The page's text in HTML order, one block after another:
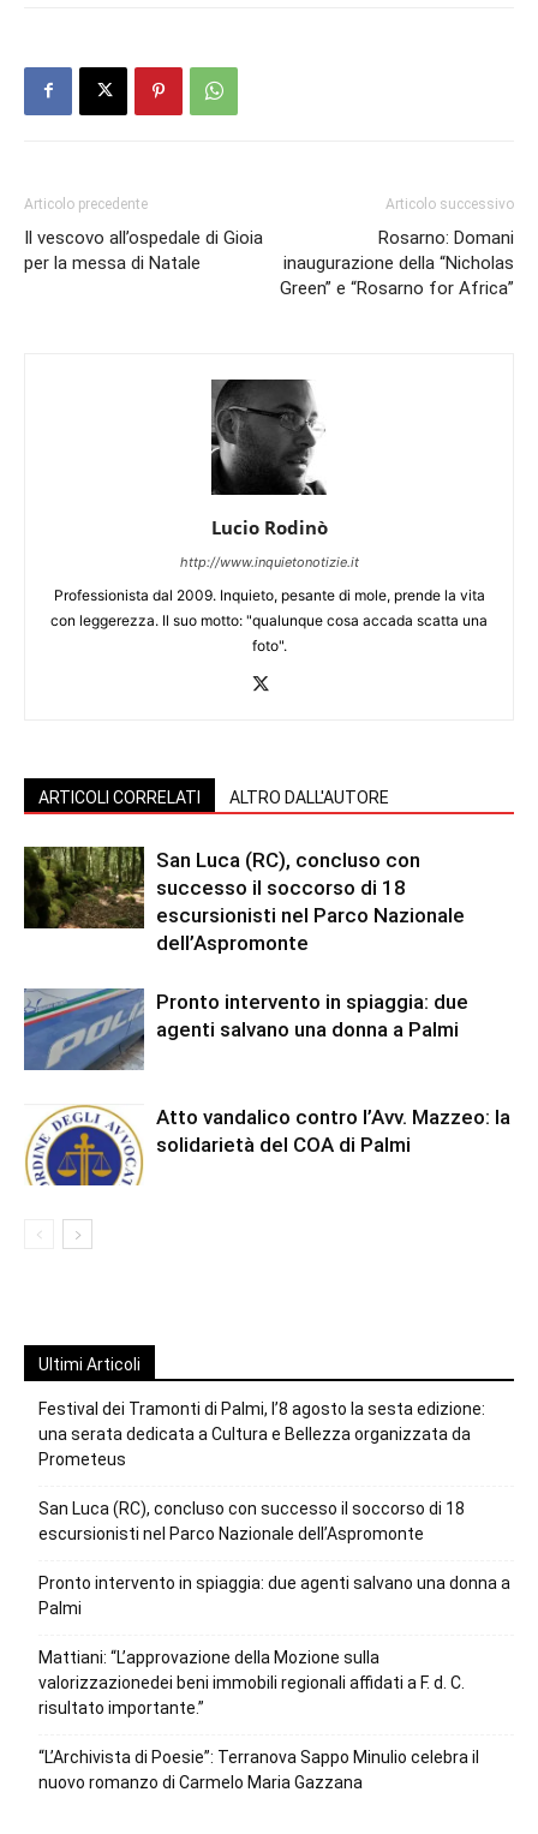
Articolo precedente
Il vescovo all’ospedale di Gioia
per la messa di Natale
Articolo successivo
Rosarno: Domani
inaugurazione della “Nicholas
Green” e “Rosarno for Africa”
Lucio Rodinò
http://www.inquietonotizie.it
Professionista dal 2009. Inquieto, pesante di mole, prende la vita
con leggerezza. Il suo motto: "qualunque cosa accada scatta una
foto".
ARTICOLI CORRELATI ALTRO DALL'AUTORE
San Luca (RC), concluso con
successo il soccorso di 18
escursionisti nel Parco Nazionale
dell’Aspromonte
Pronto intervento in spiaggia: due
agenti salvano una donna a Palmi
Atto vandalico contro l’Avv. Mazzeo: la
solidarietà del COA di Palmi
Ultimi Articoli
Festival dei Tramonti di Palmi, l’8 agosto la sesta edizione:
una serata dedicata a Cultura e Bellezza organizzata da
Prometeus
San Luca (RC), concluso con successo il soccorso di 18
escursionisti nel Parco Nazionale dell’Aspromonte
Pronto intervento in spiaggia: due agenti salvano una donna a
Palmi
Mattiani: “L’approvazione della Mozione sulla
valorizzazionedei beni immobili regionali affidati a F. d. C.
risultato importante.”
“L’Archivista di Poesie”: Terranova Sappo Minulio celebra il
nuovo romanzo di Carmelo Maria Gazzana